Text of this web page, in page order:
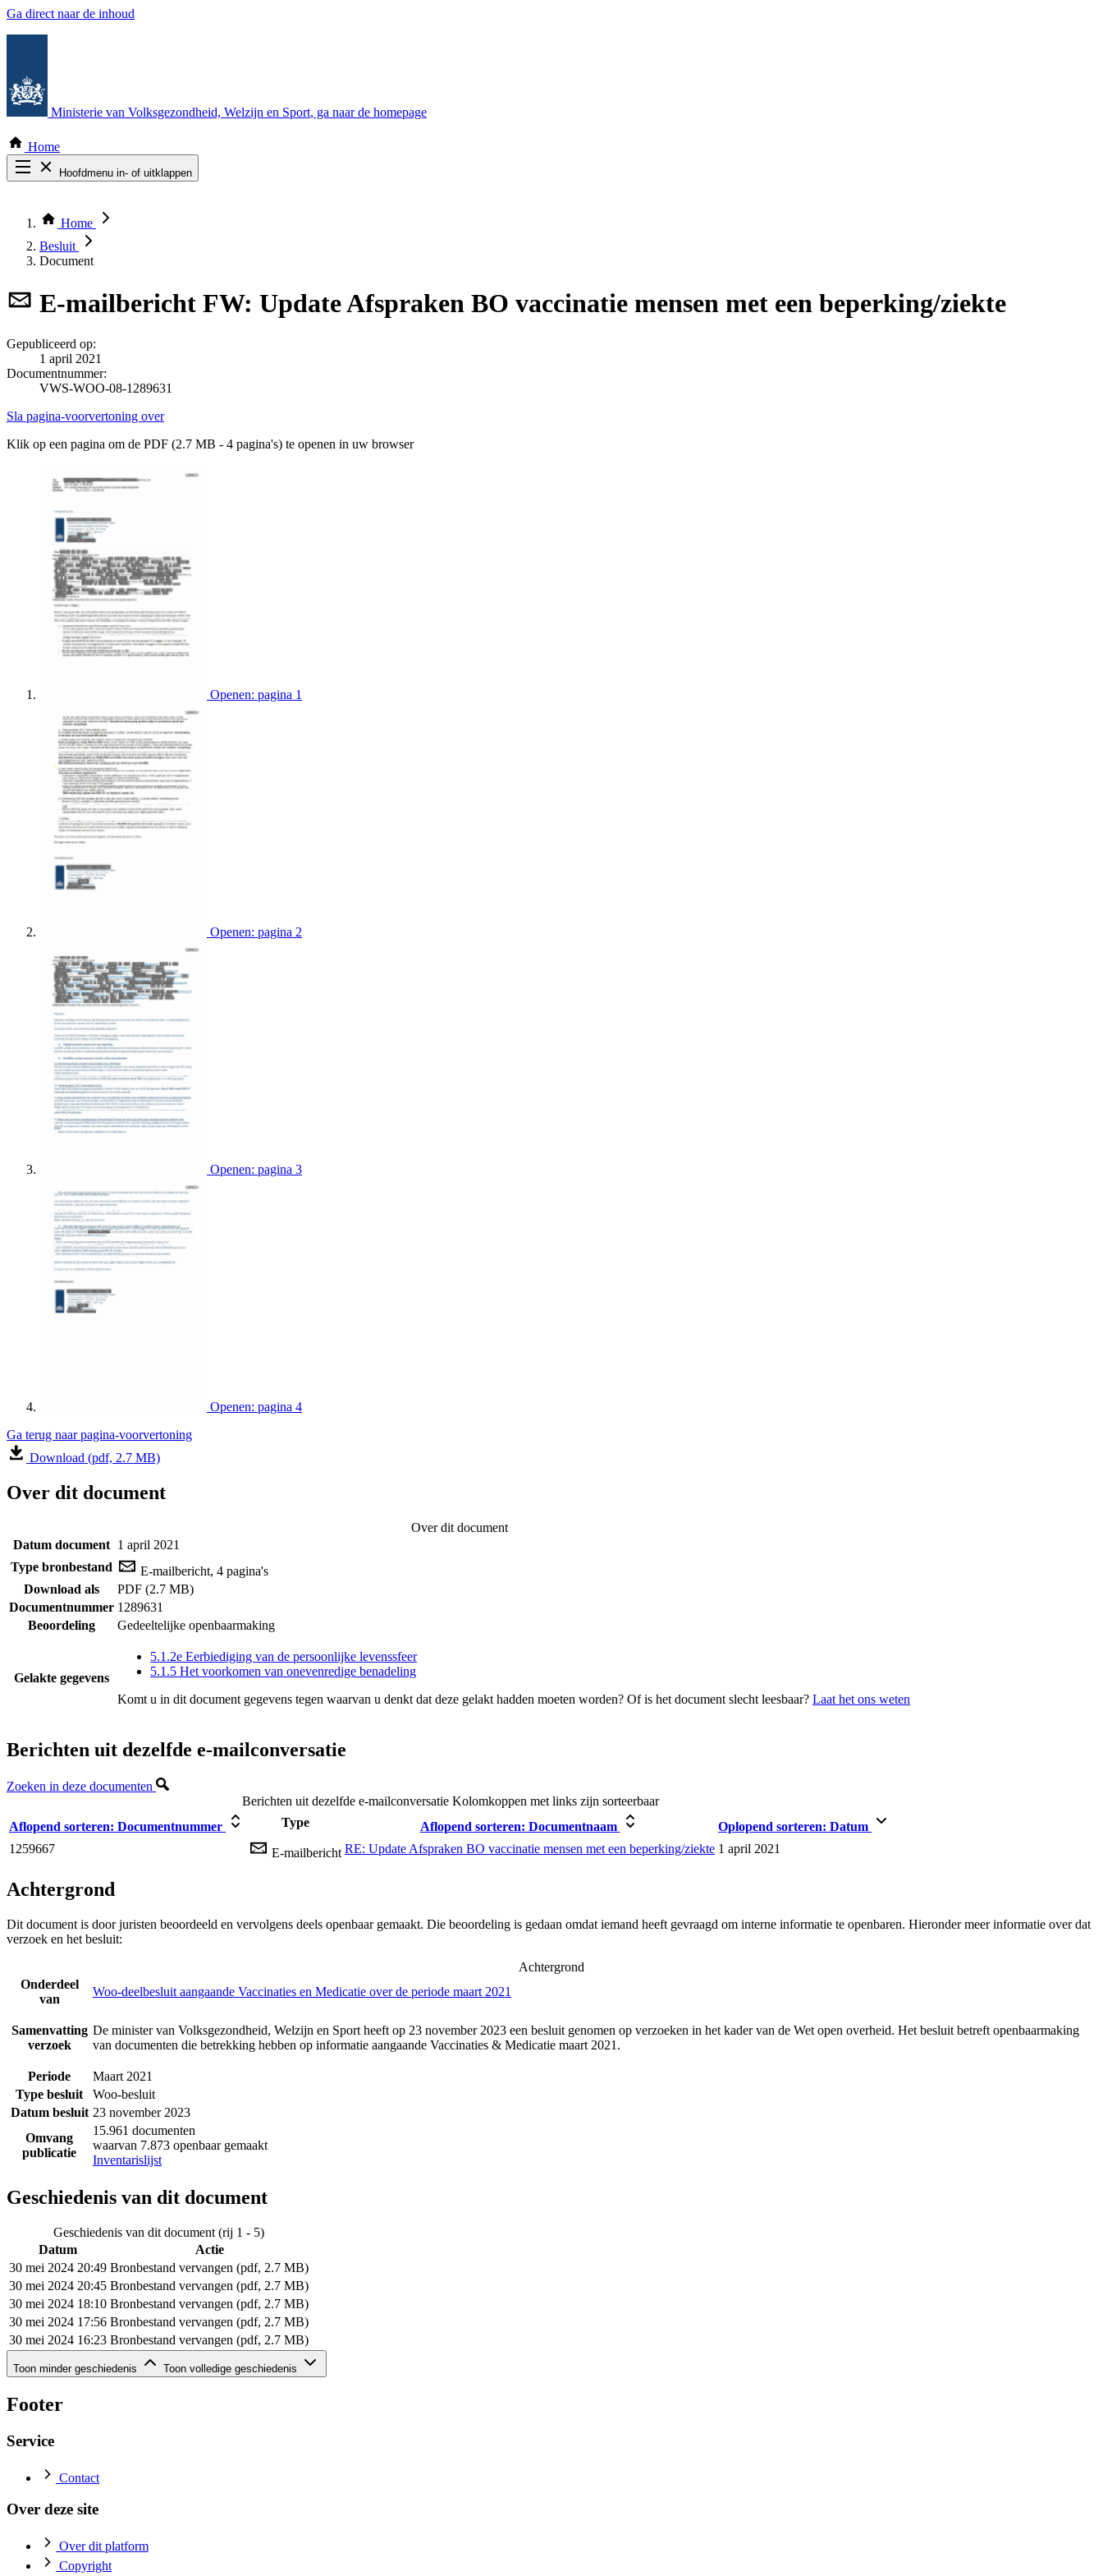
Ga direct naar de inhoud
Ministerie van Volksgezondheid, Welzijn en Sport, ga naar de homepage
Home
Hoofdmenu in- of uitklappen
Thema COVID-19
Bekijk per bestuursorgaan
Home
Besluit
Document
E-mailbericht FW: Update Afspraken BO vaccinatie mensen met een beperking/ziekte
Gepubliceerd op:
1 april 2021
Documentnummer:
VWS-WOO-08-1289631
Sla pagina-voorvertoning over
Klik op een pagina om de PDF (2.7 MB - 4 pagina's) te openen in uw browser
Openen: pagina 1
Openen: pagina 2
Openen: pagina 3
Openen: pagina 4
Ga terug naar pagina-voorvertoning
Download (pdf, 2.7 MB)
Over dit document
Over dit document
Datum document 1 april 2021
Type bronbestand
E-mailbericht, 4 pagina's
Download als
PDF (2.7 MB)
Documentnummer 1289631
Beoordeling
Gedeeltelijke openbaarmaking
Gelakte gegevens
5.1.2e Eerbiediging van de persoonlijke levenssfeer
5.1.5 Het voorkomen van onevenredige benadeling
Komt u in dit document gegevens tegen waarvan u denkt dat deze gelakt hadden moeten worden? Of is het document slecht leesbaar? Laat het ons weten
Berichten uit dezelfde e-mailconversatie
Zoeken in deze documenten
Berichten uit dezelfde e-mailconversatie Kolomkoppen met links zijn sorteerbaar
Aflopend sorteren: Documentnummer Type Aflopend sorteren: Documentnaam Oplopend sorteren: Datum
1259667
E-mailbericht RE: Update Afspraken BO vaccinatie mensen met een beperking/ziekte 1 april 2021
Achtergrond
Dit document is door juristen beoordeeld en vervolgens deels openbaar gemaakt. Die beoordeling is gedaan omdat iemand heeft gevraagd om interne informatie te openbaren. Hieronder meer informatie over dat
verzoek en het besluit:
Achtergrond
Onderdeel
van
Woo-deelbesluit aangaande Vaccinaties en Medicatie over de periode maart 2021
Samenvatting
verzoek
De minister van Volksgezondheid, Welzijn en Sport heeft op 23 november 2023 een besluit genomen op verzoeken in het kader van de Wet open overheid. Het besluit betreft openbaarmaking
van documenten die betrekking hebben op informatie aangaande Vaccinaties & Medicatie maart 2021.
Periode
Maart 2021
Type besluit
Woo-besluit
Datum besluit 23 november 2023
Omvang
publicatie
15.961 documenten
waarvan 7.873 openbaar gemaakt
Inventarislijst
Geschiedenis van dit document
Geschiedenis van dit document (rij 1 - 5)
Datum
Actie
30 mei 2024 20:49 Bronbestand vervangen (pdf, 2.7 MB)
30 mei 2024 20:45 Bronbestand vervangen (pdf, 2.7 MB)
30 mei 2024 18:10 Bronbestand vervangen (pdf, 2.7 MB)
30 mei 2024 17:56 Bronbestand vervangen (pdf, 2.7 MB)
30 mei 2024 16:23 Bronbestand vervangen (pdf, 2.7 MB)
Geschiedenis van dit document (rij 6 - 6)
Datum
Actie
Toon minder geschiedenis Toon volledige geschiedenis
Footer
Service
Contact
Over deze site
Over dit platform
Copyright